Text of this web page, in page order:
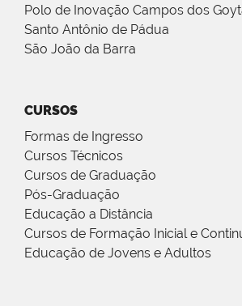
Polo de Inovação Campos dos
Santo Antônio de Pádua
São João da Barra
CURSOS
Formas de Ingresso
Cursos Técnicos
Cursos de Graduação
Pós-Graduação
Educação a Distância
Cursos de Formação Inicial e
Educação de Jovens e Adultos